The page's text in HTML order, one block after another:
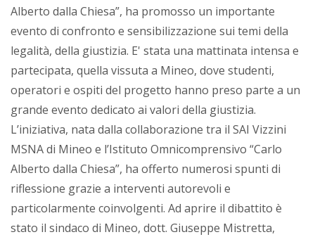
Alberto dalla Chiesa”, ha promosso un importante
evento di confronto e sensibilizzazione sui temi della
legalità, della giustizia. E' stata una mattinata intensa e
partecipata, quella vissuta a Mineo, dove studenti,
operatori e ospiti del progetto hanno preso parte a un
grande evento dedicato ai valori della giustizia.
L’iniziativa, nata dalla collaborazione tra il SAI Vizzini
MSNA di Mineo e l’Istituto Omnicomprensivo “Carlo
Alberto dalla Chiesa”, ha offerto numerosi spunti di
riflessione grazie a interventi autorevoli e
particolarmente coinvolgenti. Ad aprire il dibattito è
stato il sindaco di Mineo, dott. Giuseppe Mistretta,